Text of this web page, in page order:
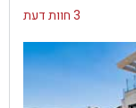
3 חוות דעת